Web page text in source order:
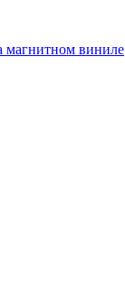
магнитном виниле